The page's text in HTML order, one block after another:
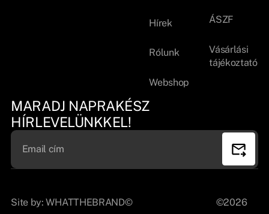
Hírek
Rólunk
Webshop
ÁSZF
Vásárlási
tájékoztató
MARADJ NAPRAKÉSZ
HÍRLEVELÜNKKEL!
Site by:WHATTHEBRAND© ©2026